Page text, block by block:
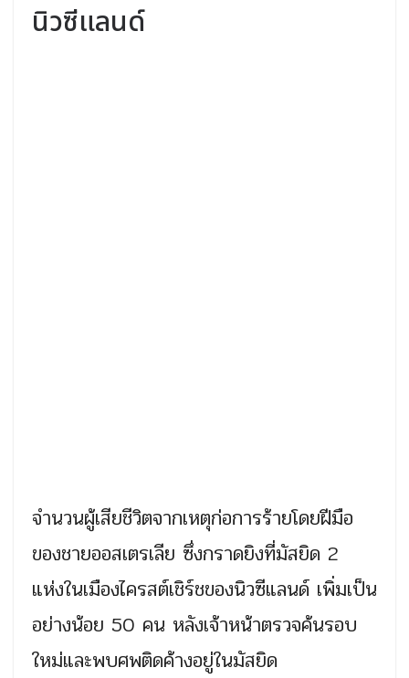
นิวซีแลนด์
จำนวนผู้เสียชีวิตจากเหตุก่อการร้ายโดยฝีมือ
ของชายออสเตรเลีย ซึ่งกราดยิงที่มัสยิด 2
แห่งในเมืองไครสต์เชิร์ชของนิวซีแลนด์ เพิ่มเป็น
อย่างน้อย 50 คน หลังเจ้าหน้าตรวจค้นรอบ
ใหม่และพบศพติดค้างอยู่ในมัสยิด